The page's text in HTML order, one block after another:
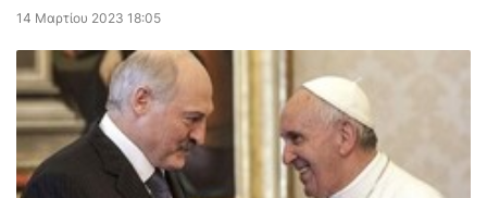
14 Μαρτίου 2023 18:05